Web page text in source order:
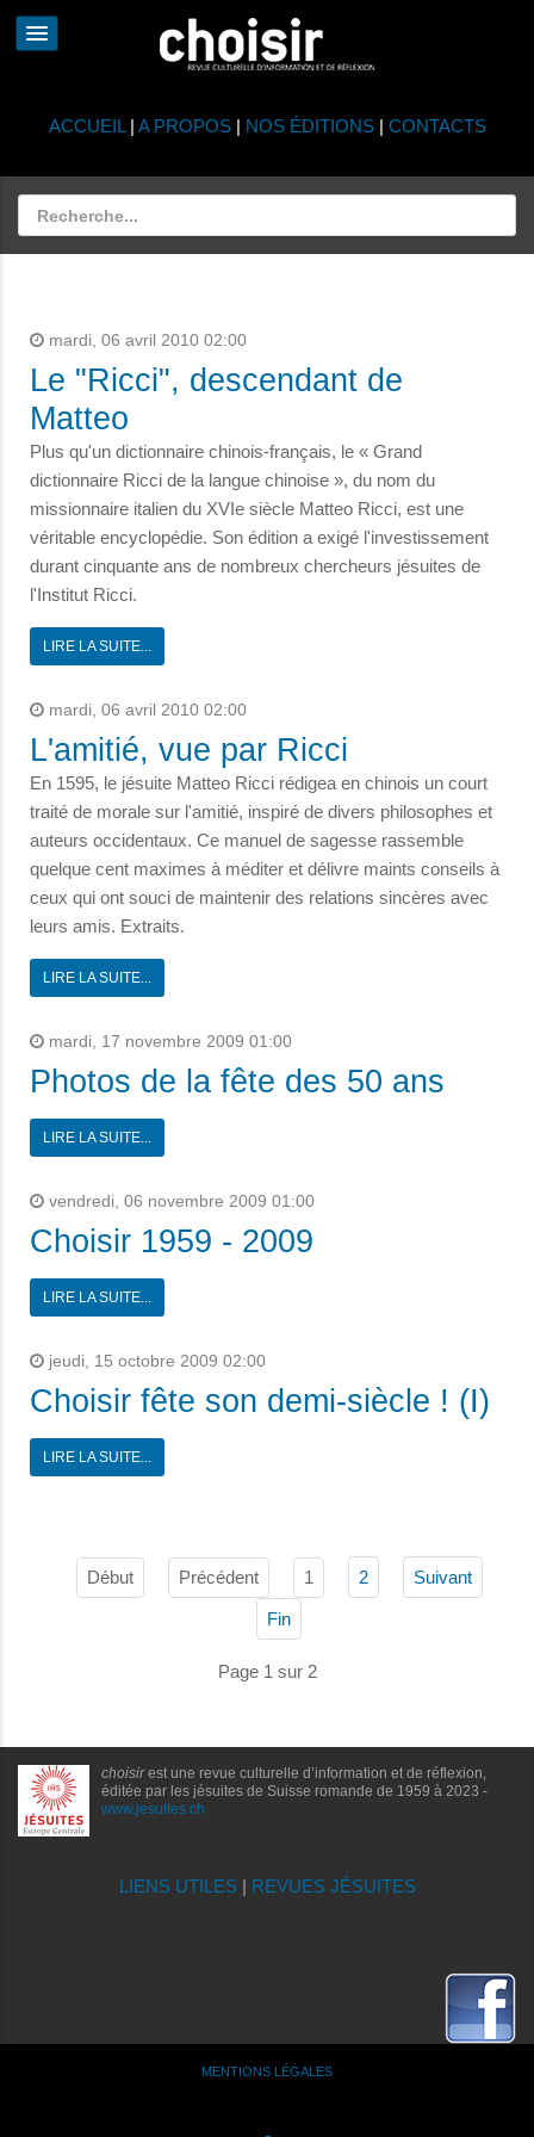
ACCUEIL | A PROPOS| NOS ÉDITIONS| CONTACTS
mardi, 06 avril 2010 02:00
Le "Ricci", descendant de
Matteo
Plus qu'un dictionnaire chinois-français, le « Grand
dictionnaire Ricci de la langue chinoise », du nom du
missionnaire italien du XVIe siècle Matteo Ricci, est une
véritable encyclopédie. Son édition a exigé l'investissement
durant cinquante ans de nombreux chercheurs jésuites de
l'Institut Ricci.
LIRE LA SUITE...
mardi, 06 avril 2010 02:00
L'amitié, vue par Ricci
En 1595, le jésuite Matteo Ricci rédigea en chinois un court
traité de morale sur l'amitié, inspiré de divers philosophes et
auteurs occidentaux. Ce manuel de sagesse rassemble
quelque cent maximes à méditer et délivre maints conseils à
ceux qui ont souci de maintenir des relations sincères avec
leurs amis. Extraits.
LIRE LA SUITE...
mardi, 17 novembre 2009 01:00
Photos de la fête des 50 ans
LIRE LA SUITE...
vendredi, 06 novembre 2009 01:00
Choisir 1959 - 2009
LIRE LA SUITE...
jeudi, 15 octobre 2009 02:00
Choisir fête son demi-siècle ! (I)
LIRE LA SUITE...
Début Précédent 1 2 Suivant
Fin
Page 1 sur 2
choisirest une revue culturelle d’information et de réflexion,
éditée par les jésuites de Suisse romande de 1959 à 2023 -
www.jesuites.ch
LIENS UTILES| REVUES JÉSUITES
MENTIONS LÉGALES